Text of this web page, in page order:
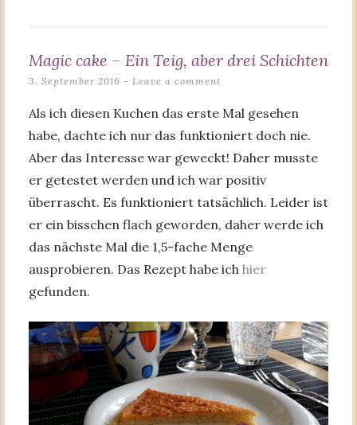
Magic cake – Ein Teig, aber drei Schichten
3. September 2016 Leave a comment
Als ich diesen Kuchen das erste Mal gesehen
habe, dachte ich nur das funktioniert doch nie.
Aber das Interesse war geweckt! Daher musste
er getestet werden und ich war positiv
überrascht. Es funktioniert tatsächlich. Leider ist
er ein bisschen flach geworden, daher werde ich
das nächste Mal die 1,5-fache Menge
ausprobieren. Das Rezept habe ich hier
gefunden.